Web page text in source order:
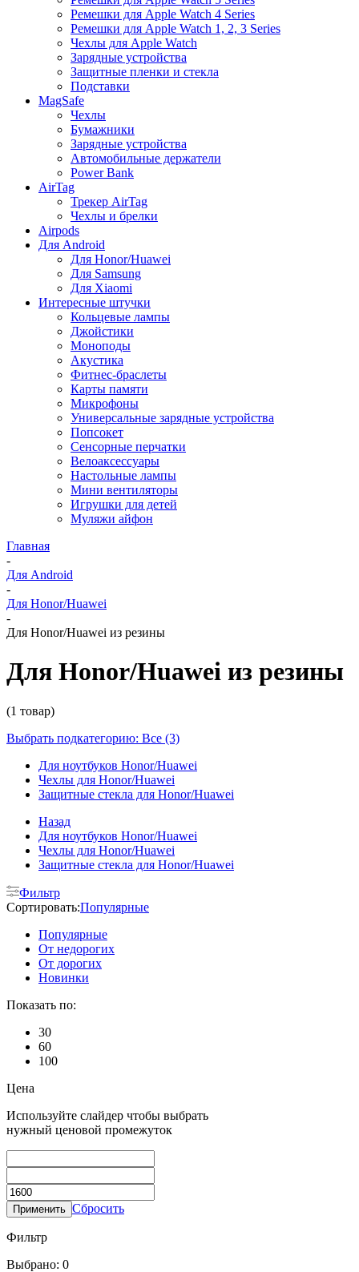
Ремешки для Apple Watch 4 Series
Ремешки для Apple Watch 1, 2, 3 Series
Чехлы для Apple Watch
Зарядные устройства
Защитные пленки и стекла
Подставки
MagSafe
Чехлы
Бумажники
Зарядные устройства
Автомобильные держатели
Power Bank
AirTag
Трекер AirTag
Чехлы и брелки
Airpods
Для Android
Для Honor/Huawei
Для Samsung
Для Xiaomi
Интересные штучки
Кольцевые лампы
Джойстики
Моноподы
Акустика
Фитнес-браслеты
Карты памяти
Микрофоны
Универсальные зарядные устройства
Попсокет
Сенсорные перчатки
Велоаксессуары
Настольные лампы
Мини вентиляторы
Игрушки для детей
Муляжи айфон
Главная
-
Для Android
-
Для Honor/Huawei
-
Для Honor/Huawei из резины
Для Honor/Huawei из резины
(1 товар)
Выбрать подкатегорию: Все (3)
Для ноутбуков Honor/Huawei
Чехлы для Honor/Huawei
Защитные стекла для Honor/Huawei
Назад
Для ноутбуков Honor/Huawei
Чехлы для Honor/Huawei
Защитные стекла для Honor/Huawei
Фильтр
Сортировать:Популярные
Популярные
От недорогих
От дорогих
Новинки
Показать по:
30
60
100
Цена
Используйте слайдер чтобы выбрать
нужный ценовой промежуток
Применить Сбросить
Фильтр
Выбрано: 0